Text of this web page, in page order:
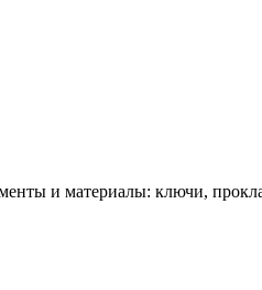
и материалы: ключи,